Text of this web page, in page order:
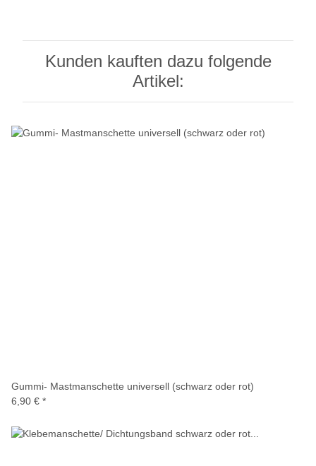
Kunden kauften dazu folgende
Artikel:
Gummi- Mastmanschette universell (schwarz oder rot)
6,90 € *